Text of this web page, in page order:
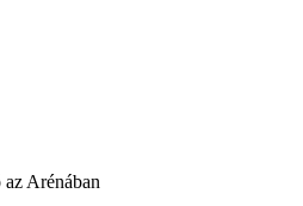
az Arénában